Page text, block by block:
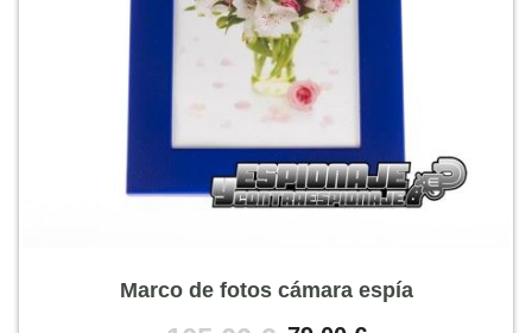
Marco de fotos cámara espía